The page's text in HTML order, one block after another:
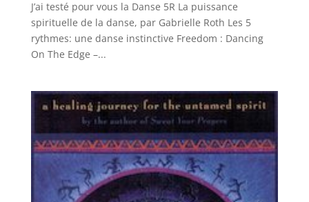
J’ai testé pour vous la Danse 5R La puissance
spirituelle de la danse, par Gabrielle Roth Les 5
rythmes: une danse instinctive Freedom : Dancing
On The Edge –...